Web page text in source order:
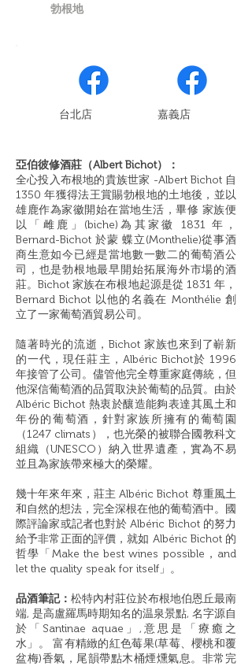
勃根地
​台北店 嘉義店
亞伯彼修酒莊（Albert Bichot）：
全心投入布根地的貴族世家 -Albert Bichot 自
1350 年獲得法王賞賜勃根地的土地後，並以
雄鹿作為家徽開始在當地生活，畢修 家族便
以「雌鹿」(biche)為其家徽 1831 年，
Bernard-Bichot 於蒙 蝶立(Monthelie)從事酒
商生意如今已經是當地數一數二的葡萄酒公
司，也是勃根地最早開始拓展海外市場的酒
莊。Bichot 家族在布根地起源是從 1831 年，
Bernard Bichot 以他的名義在 Monthélie 創
立了一家葡萄酒貿易公司。
隨著時光的流逝，Bichot 家族也來到了嶄新
的一代，現任莊主，Albéric Bichot於 1996
年接管了公司。儘管他完全尊重家庭傳統，但
他深信葡萄酒的品質取決於葡萄的品質。由於
Albéric Bichot 熱衷於釀造能夠表達其風土和
年份的葡萄酒，針對家族所擁有的葡萄園
（1247 climats），也光榮的被聯合國教科文
組織（UNESCO）納入世界遺產，實為不易
並且為家族帶來極大的榮耀。
幾十年來年來，莊主 Albéric Bichot 尊重風土
和自然的想法，完全深根在他的葡萄酒中。國
際評論家或記者也對於 Albéric Bichot 的努力
給予非常正面的評價，就如 Albéric Bichot 的
哲學「Make the best wines possible，and
let the quality speak for itself」。
品酒筆記： 松特內村莊位於布根地伯恩丘最南
端, 是高盧羅馬時期知名的温泉景點, 名字源自
於「Santinae aquae」,意思是「療癒之
水」。 富有精緻的紅色莓果(草莓、櫻桃和覆
盆梅)香氣，尾韻帶點木桶煙燻氣息。非常完